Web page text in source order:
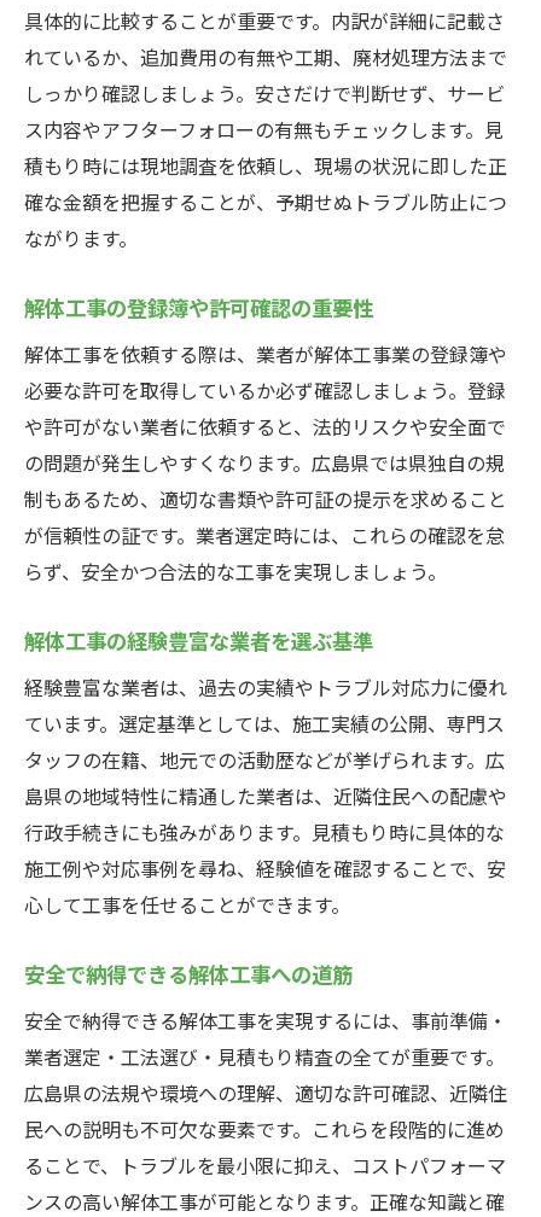
具体的に比較することが重要です。内訳が詳細に記載さ
れているか、追加費用の有無や工期、廃材処理方法まで
しっかり確認しましょう。安さだけで判断せず、サービ
ス内容やアフターフォローの有無もチェックします。見
積もり時には現地調査を依頼し、現場の状況に即した正
確な金額を把握することが、予期せぬトラブル防止につ
ながります。
解体工事の登録簿や許可確認の重要性
解体工事を依頼する際は、業者が解体工事業の登録簿や
必要な許可を取得しているか必ず確認しましょう。登録
や許可がない業者に依頼すると、法的リスクや安全面で
の問題が発生しやすくなります。広島県では県独自の規
制もあるため、適切な書類や許可証の提示を求めること
が信頼性の証です。業者選定時には、これらの確認を怠
らず、安全かつ合法的な工事を実現しましょう。
解体工事の経験豊富な業者を選ぶ基準
経験豊富な業者は、過去の実績やトラブル対応力に優れ
ています。選定基準としては、施工実績の公開、専門ス
タッフの在籍、地元での活動歴などが挙げられます。広
島県の地域特性に精通した業者は、近隣住民への配慮や
行政手続きにも強みがあります。見積もり時に具体的な
施工例や対応事例を尋ね、経験値を確認することで、安
心して工事を任せることができます。
安全で納得できる解体工事への道筋
安全で納得できる解体工事を実現するには、事前準備・
業者選定・工法選び・見積もり精査の全てが重要です。
広島県の法規や環境への理解、適切な許可確認、近隣住
民への説明も不可欠な要素です。これらを段階的に進め
ることで、トラブルを最小限に抑え、コストパフォーマ
ンスの高い解体工事が可能となります。正確な知識と確